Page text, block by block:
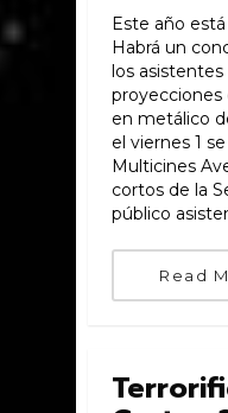
Este año
Habrá un
los
proyecciones
en metálico
el viernes 1
Multicines
cortos de la
público
Read